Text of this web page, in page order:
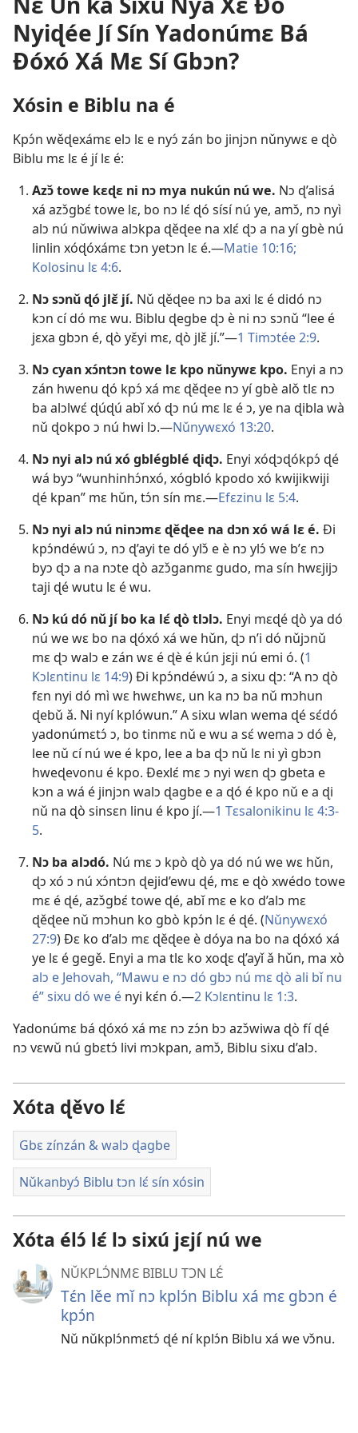
Nyiɖée Jí Sín Yadonúmɛ Bá
Ðóxó Xá Mɛ Sí Gbɔn?
Xósin e Biblu na é
Kpɔ́n wěɖexámɛ elɔ lɛ e nyɔ́ zán bo jinjɔn nǔnywɛ e ɖò
Biblu mɛ lɛ é jí lɛ é:
Azɔ̌ towe kɛɖɛ ni nɔ mya nukún nú we. Nɔ ɖ’alisá
xá azɔ̌gbɛ́ towe lɛ, bo nɔ lɛ́ ɖó sísí nú ye, amɔ̌, nɔ nyì
alɔ nú nǔwiwa alɔkpa ɖěɖee na xlɛ́ ɖɔ a na yí gbè nú
linlin xóɖóxámɛ tɔn yetɔn lɛ é.—Matie 10:16;
Kolosinu lɛ 4:6.
Nɔ sɔnǔ ɖó jlɛ̌ jí. Nǔ ɖěɖee nɔ ba axi lɛ é didó nɔ
kɔn cí dó mɛ wu. Biblu ɖegbe ɖɔ è ni nɔ sɔnǔ “lee é
jɛxa gbɔn é, ɖò yɛ̌yi mɛ, ɖò jlɛ̌ jí.”—1 Timɔtée 2:9.
Nɔ cyan xɔ́ntɔn towe lɛ kpo nǔnywɛ kpo. Enyi a nɔ
zán hwenu ɖó kpɔ́ xá mɛ ɖěɖee nɔ yí gbè alǒ tlɛ nɔ
ba alɔlwɛ́ ɖúɖú abǐ xó ɖɔ nú mɛ lɛ é ɔ, ye na ɖibla wà
nǔ ɖokpo ɔ nú hwi lɔ.—Nǔnywɛxó 13:20.
Nɔ nyi alɔ nú xó gblégblé ɖiɖɔ. Enyi xóɖɔɖókpɔ́ ɖé
wá byɔ “wunhinhɔ́nxó, xógbló kpodo xó kwijikwiji
ɖé kpan” mɛ hǔn, tɔ́n sín mɛ.—Efɛzinu lɛ 5:4.
Nɔ nyi alɔ nú ninɔmɛ ɖěɖee na dɔn xó wá lɛ é. Ði
kpɔ́ndéwú ɔ, nɔ ɖ’ayi te dó ylɔ̌ e è nɔ ylɔ́ we b’ɛ nɔ
byɔ ɖɔ a na nɔte ɖò azɔ̌ganmɛ gudo, ma sín hwɛjijɔ
taji ɖé wutu lɛ é wu.
Nɔ kú dó nǔ jí bo ka lɛ́ ɖò tlɔlɔ. Enyi mɛɖé ɖò ya dó
nú we wɛ bo na ɖóxó xá we hǔn, ɖɔ n’i dó nǔjɔnǔ
mɛ ɖɔ walɔ e zán wɛ é ɖè é kún jɛji nú emi ó. (1
Kɔlɛntinu lɛ 14:9) Ði kpɔ́ndéwú ɔ, a sixu ɖɔ: “A nɔ ɖò
fɛn nyi dó mì wɛ hwɛhwɛ, un ka nɔ ba nǔ mɔhun
ɖebǔ ǎ. Ni nyí kplówun.” A sixu wlan wema ɖé sɛ́dó
yadonúmɛtɔ́ ɔ, bo tinmɛ nǔ e wu a sɛ́ wema ɔ dó è,
lee nǔ cí nú we é kpo, lee a ba ɖɔ nǔ lɛ ni yì gbɔn
hweɖevonu é kpo. Ðexlɛ́ mɛ ɔ nyi wɛn ɖɔ gbeta e
kɔn a wá é jinjɔn walɔ ɖagbe e a ɖó é kpo nǔ e a ɖi
nǔ na ɖò sinsɛn linu é kpo jí.—1 Tɛsalonikinu lɛ 4:3-
5.
Nɔ ba alɔdó. Nú mɛ ɔ kpò ɖò ya dó nú we wɛ hǔn,
ɖɔ xó ɔ nú xɔ́ntɔn ɖejid’ewu ɖé, mɛ e ɖò xwédo towe
mɛ é ɖé, azɔ̌gbɛ́ towe ɖé, abǐ mɛ e ko d’alɔ mɛ
ɖěɖee nǔ mɔhun ko gbò kpɔ́n lɛ é ɖé. (Nǔnywɛxó
27:9) Ðɛ ko d’alɔ mɛ ɖěɖee è dóya na bo na ɖóxó xá
ye lɛ é gegě. Enyi a ma tlɛ ko xoɖɛ ɖ’ayǐ ǎ hǔn, ma xò
alɔ e Jehovah, “Mawu e nɔ dó gbɔ nú mɛ ɖò ali bǐ nu
é” sixu dó we é nyi kɛ́n ó.—2 Kɔlɛntinu lɛ 1:3.
Yadonúmɛ bá ɖóxó xá mɛ nɔ zɔ́n bɔ azɔ̌wiwa ɖò fí ɖé
nɔ vɛwǔ nú gbɛtɔ́ livi mɔkpan, amɔ̌, Biblu sixu d’alɔ.
Xóta ɖěvo lɛ́
Gbɛ zínzán & walɔ ɖagbe
Nǔkanbyɔ́ Biblu tɔn lɛ́ sín xósin
Xóta élɔ́ lɛ́ lɔ sixú jɛjí nú we
NǓKPLƆ́NMƐ BIBLU TƆN LƐ́
Tɛ́n lěe mǐ nɔ kplɔ́n Biblu xá mɛ gbɔn é
kpɔ́n
Nǔ nǔkplɔ́nmɛtɔ́ ɖé ní kplɔ́n Biblu xá we vɔ̌nu.